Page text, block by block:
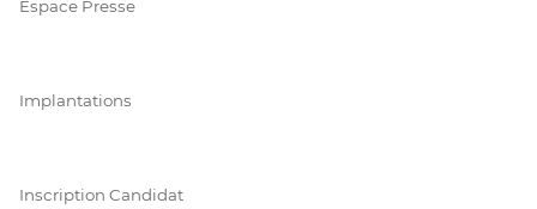
Espace Presse
Implantations
Inscription Candidat